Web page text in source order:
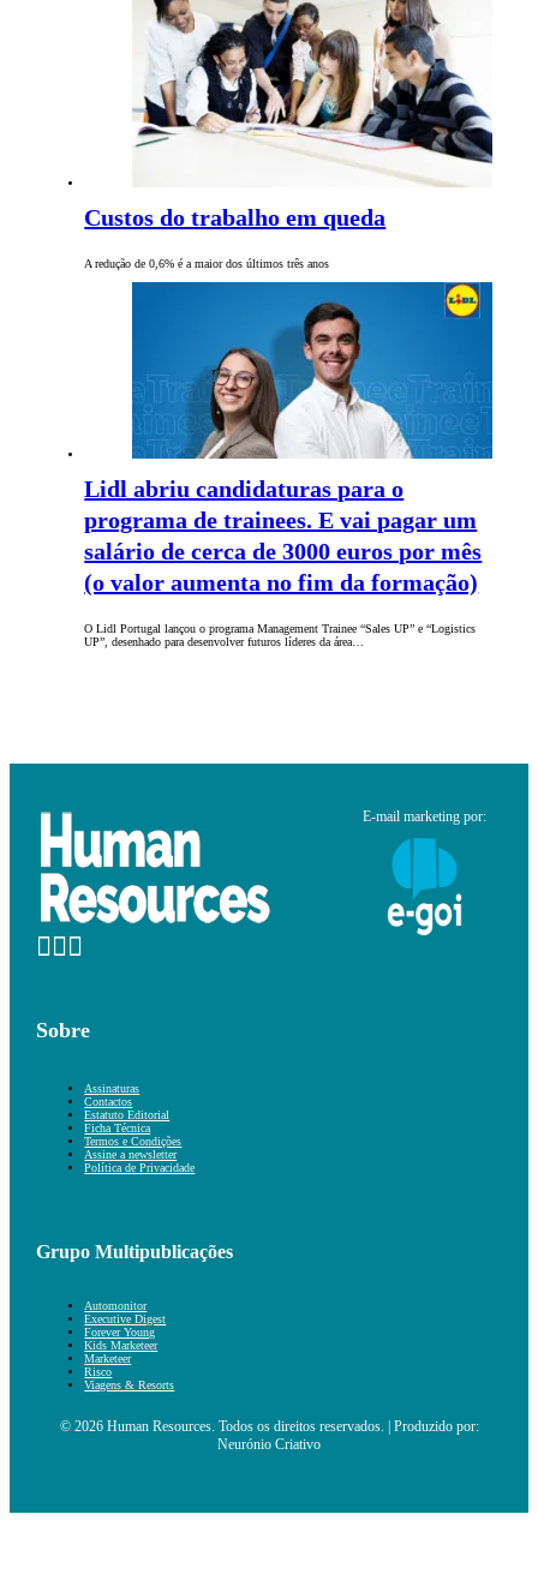
Custos do trabalho em queda
A redução de 0,6% é a maior dos últimos três anos
Lidl abriu candidaturas para o
programa de trainees. E vai pagar um
salário de cerca de 3000 euros por mês
(o valor aumenta no fim da formação)
O Lidl Portugal lançou o programa Management Trainee “Sales UP” e “Logistics
UP”, desenhado para desenvolver futuros líderes da área…
E-mail marketing por:
Sobre
Assinaturas
Contactos
Estatuto Editorial
Ficha Técnica
Termos e Condições
Assine a newsletter
Política de Privacidade
Grupo Multipublicações
Automonitor
Executive Digest
Forever Young
Kids Marketeer
Marketeer
Risco
Viagens & Resorts
© 2026 Human Resources. Todos os direitos reservados. | Produzido por:
Neurónio Criativo